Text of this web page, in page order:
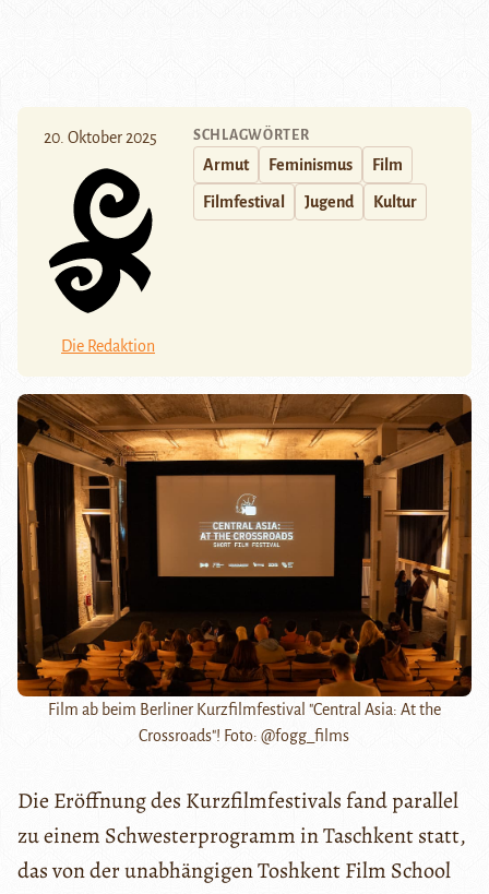
20. Oktober 2025
Die Redaktion
SCHLAGWÖRTER
Armut Feminismus Film
Filmfestival Jugend Kultur
Film ab beim Berliner Kurzfilmfestival "Central Asia: At the
Crossroads"! Foto: @fogg_films
Die Eröffnung des Kurzfilmfestivals fand parallel
zu einem Schwesterprogramm in Taschkent statt,
das von der unabhängigen Toshkent Film School